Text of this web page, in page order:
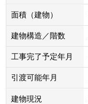
面積（建物）
建物構造／階数
工事完了予定年月
引渡可能年月
建物現況